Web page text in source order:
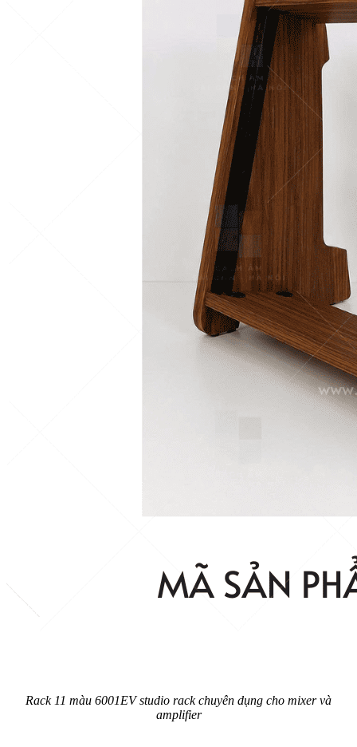
Rack 11 màu 6001EV studio rack chuyên dụng cho mixer và
amplifier